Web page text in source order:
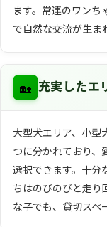
ます。常連のワン
で自然な交流が生ま
🏡 充実したエ
大型犬エリア、小型
つに分かれており、
選択できます。十分
ちはのびのびと走り
な子でも、貸切スペ